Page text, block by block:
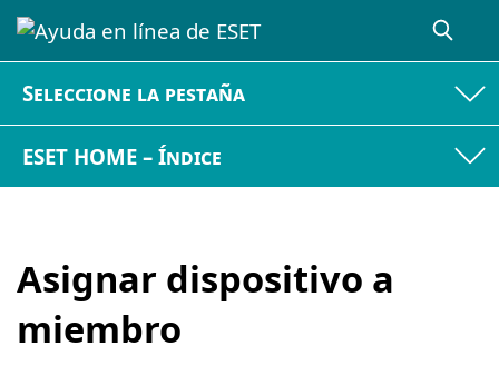
Seleccione la pestaña
ESET HOME – Índice
Asignar dispositivo a
miembro